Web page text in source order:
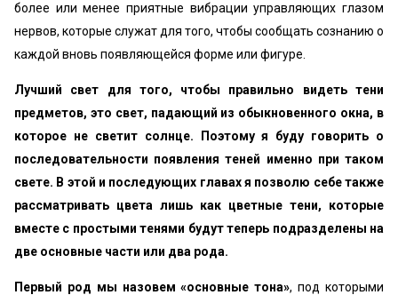
более или менее приятные вибрации управляющих глазом
нервов, которые служат для того, чтобы сообщать сознанию о
каждой вновь появляющейся форме или фигуре.
Лучший свет для того, чтобы правильно видеть тени
предметов, это свет, падающий из обыкновенного окна, в
которое не светит солнце. Поэтому я буду говорить о
последовательности появления теней именно при таком
свете. В этой и последующих главах я позволю себе также
рассматривать цвета лишь как цветные тени, которые
вместе с простыми тенями будут теперь подразделены на
две основные части или два рода.
Первый род мы назовем «основные тона», под которыми